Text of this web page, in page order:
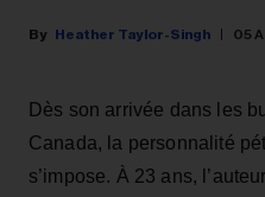
Heather Taylor-Singh 05
Dès son arrivée dans les
Canada, la personnalité
s’impose. À 23 ans,